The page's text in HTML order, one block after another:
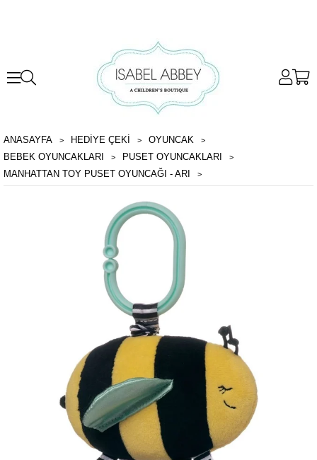
ANASAYFA HEDİYE ÇEKİ
OYUNCAK
BEBEK OYUNCAKLARI
PUSET OYUNCAKLARI
MANHATTAN TOY PUSET OYUNCAĞI - ARI